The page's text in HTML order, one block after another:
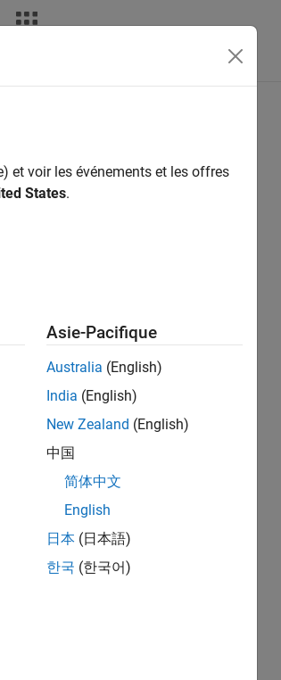
et voir les événements et les offres
States.
Asie-Pacifique
Australia (English)
India (English)
New Zealand (English)
中国
简体中文
English
日本 (日本語)
한국 (한국어)